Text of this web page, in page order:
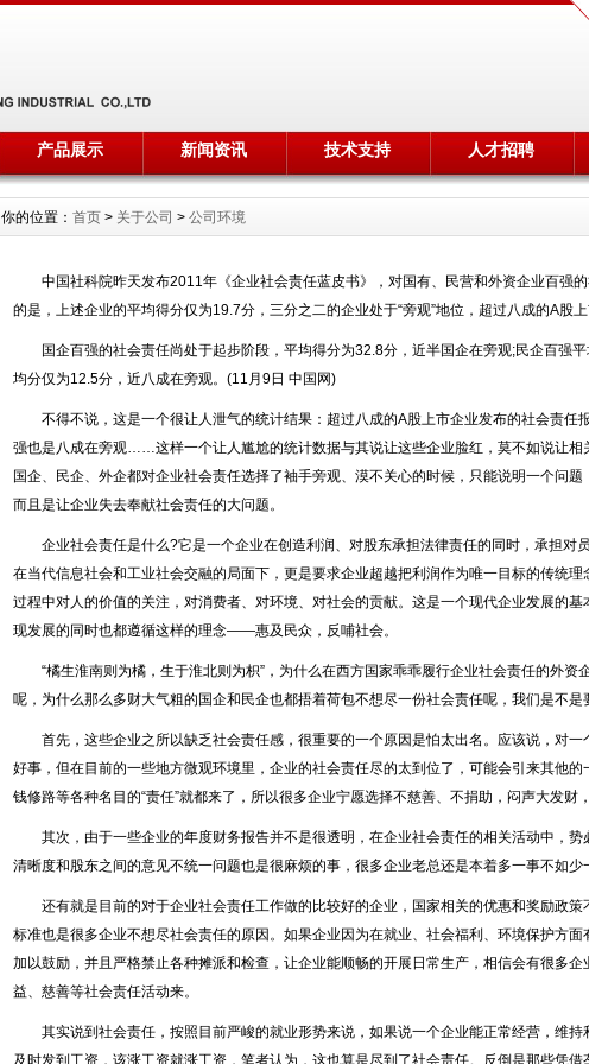
产品展示 新闻资讯 技术支持 人才招聘
你的位置： 首页 > 关于公司 > 公司环境
中国社科院昨天发布2011年《企业社会责任蓝皮书》，对国有、民营和外资企业百强
的是，上述企业的平均得分仅为19.7分，三分之二的企业处于“旁观”地位，超过八成的A股
国企百强的社会责任尚处于起步阶段，平均得分为32.8分，近半国企在旁观;民企百强
均分仅为12.5分，近八成在旁观。(11月9日 中国网)
不得不说，这是一个很让人泄气的统计结果：超过八成的A股上市企业发布的社会责任
强也是八成在旁观……这样一个让人尴尬的统计数据与其说让这些企业脸红，莫不如说让相
国企、民企、外企都对企业社会责任选择了袖手旁观、漠不关心的时候，只能说明一个问题
而且是让企业失去奉献社会责任的大问题。
企业社会责任是什么?它是一个企业在创造利润、对股东承担法律责任的同时，承担对
在当代信息社会和工业社会交融的局面下，更是要求企业超越把利润作为唯一目标的传统
过程中对人的价值的关注，对消费者、对环境、对社会的贡献。这是一个现代企业发展的基
现发展的同时也都遵循这样的理念——惠及民众，反哺社会。
“橘生淮南则为橘，生于淮北则为枳”，为什么在西方国家乖乖履行企业社会责任的外资
呢，为什么那么多财大气粗的国企和民企也都捂着荷包不想尽一份社会责任呢，我们是不是
首先，这些企业之所以缺乏社会责任感，很重要的一个原因是怕太出名。应该说，对一
好事，但在目前的一些地方微观环境里，企业的社会责任尽的太到位了，可能会引来其他
钱修路等各种名目的“责任”就都来了，所以很多企业宁愿选择不慈善、不捐助，闷声大发财
其次，由于一些企业的年度财务报告并不是很透明，在企业社会责任的相关活动中，势
清晰度和股东之间的意见不统一问题也是很麻烦的事，很多企业老总还是本着多一事不如少
还有就是目前的对于企业社会责任工作做的比较好的企业，国家相关的优惠和奖励政策
标准也是很多企业不想尽社会责任的原因。如果企业因为在就业、社会福利、环境保护方
加以鼓励，并且严格禁止各种摊派和检查，让企业能顺畅的开展日常生产，相信会有很多企
益、慈善等社会责任活动来。
其实说到社会责任，按照目前严峻的就业形势来说，如果说一个企业能正常经营，维持
及时发到工资，该涨工资就涨工资，笔者认为，这也算是尽到了社会责任。反倒是那些凭借